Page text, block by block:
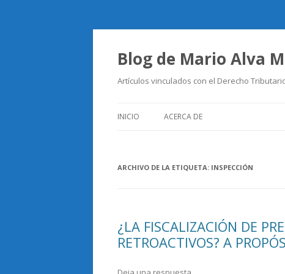
Blog de Mario Alva
Artículos vinculados con el Derecho
INICIO ACERCA DE
ARCHIVO DE LA ETIQUETA: INSPECCIÓN
¿LA FISCALIZACIÓN DE
RETROACTIVOS? A